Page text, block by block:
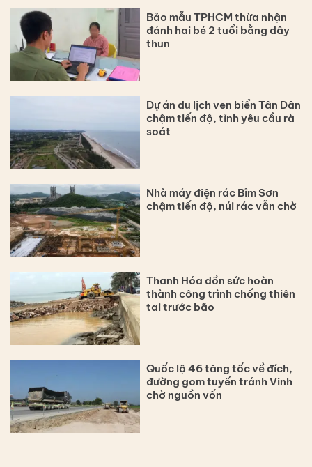
Bảo mẫu TPHCM thừa nhận
đánh hai bé 2 tuổi bằng dây
thun
Dự án du lịch ven biển Tân Dân
chậm tiến độ, tỉnh yêu cầu rà
soát
Nhà máy điện rác Bỉm Sơn
chậm tiến độ, núi rác vẫn chờ
Thanh Hóa dồn sức hoàn
thành công trình chống thiên
tai trước bão
Quốc lộ 46 tăng tốc về đích,
đường gom tuyến tránh Vinh
chờ nguồn vốn